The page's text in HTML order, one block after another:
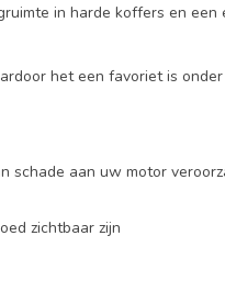
in harde koffers en
het een favoriet is
schade aan uw motor
zichtbaar zijn